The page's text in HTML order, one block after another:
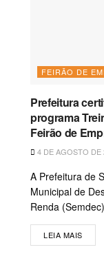
FEIRÃO DE
Prefeitura
programa
Feirão de
4 DE AGOSTO DE
A Prefeitura de
Municipal de
Renda
LEIA MAIS